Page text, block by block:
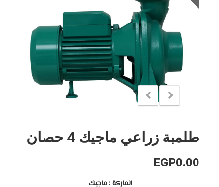
طلمبة زراعي ماجيك 4 حصان
EGP0.00
الماركة : ماجيك